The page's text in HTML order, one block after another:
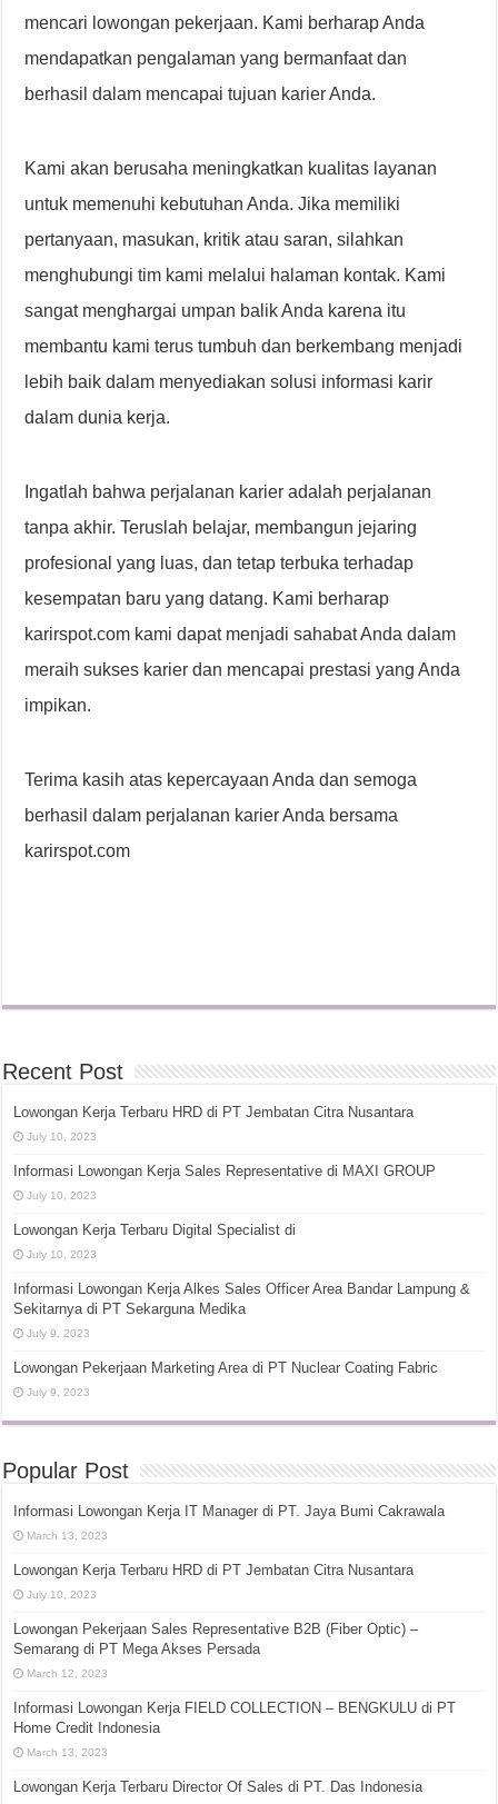
mencari lowongan pekerjaan. Kami berharap Anda
mendapatkan pengalaman yang bermanfaat dan
berhasil dalam mencapai tujuan karier Anda.
Kami akan berusaha meningkatkan kualitas layanan
untuk memenuhi kebutuhan Anda. Jika memiliki
pertanyaan, masukan, kritik atau saran, silahkan
menghubungi tim kami melalui halaman kontak. Kami
sangat menghargai umpan balik Anda karena itu
membantu kami terus tumbuh dan berkembang menjadi
lebih baik dalam menyediakan solusi informasi karir
dalam dunia kerja.
Ingatlah bahwa perjalanan karier adalah perjalanan
tanpa akhir. Teruslah belajar, membangun jejaring
profesional yang luas, dan tetap terbuka terhadap
kesempatan baru yang datang. Kami berharap
karirspot.com kami dapat menjadi sahabat Anda dalam
meraih sukses karier dan mencapai prestasi yang Anda
impikan.
Terima kasih atas kepercayaan Anda dan semoga
berhasil dalam perjalanan karier Anda bersama
karirspot.com
Recent Post
Lowongan Kerja Terbaru HRD di PT Jembatan Citra Nusantara
July 10, 2023
Informasi Lowongan Kerja Sales Representative di MAXI GROUP
July 10, 2023
Lowongan Kerja Terbaru Digital Specialist di
July 10, 2023
Informasi Lowongan Kerja Alkes Sales Officer Area Bandar Lampung &
Sekitarnya di PT Sekarguna Medika
July 9, 2023
Lowongan Pekerjaan Marketing Area di PT Nuclear Coating Fabric
July 9, 2023
Popular Post
Informasi Lowongan Kerja IT Manager di PT. Jaya Bumi Cakrawala
March 13, 2023
Lowongan Kerja Terbaru HRD di PT Jembatan Citra Nusantara
July 10, 2023
Lowongan Pekerjaan Sales Representative B2B (Fiber Optic) –
Semarang di PT Mega Akses Persada
March 12, 2023
Informasi Lowongan Kerja FIELD COLLECTION – BENGKULU di PT
Home Credit Indonesia
March 13, 2023
Lowongan Kerja Terbaru Director Of Sales di PT. Das Indonesia